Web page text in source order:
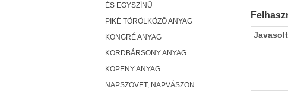
ÉS EGYSZÍNŰ
PIKÉ TÖRÖLKÖZŐ ANYAG
KONGRÉ ANYAG
KORDBÁRSONY ANYAG
KÖPENY ANYAG
NAPSZÖVET, NAPVÁSZON